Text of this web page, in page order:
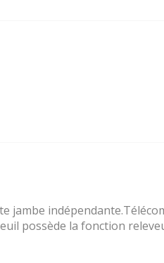
jambe
possède la fonction